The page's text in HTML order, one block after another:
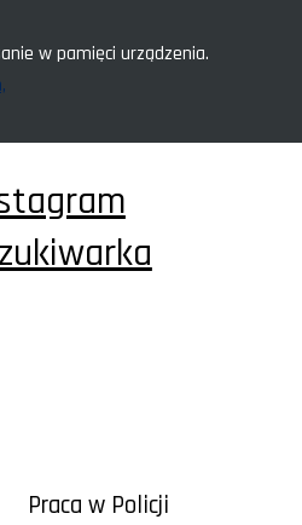
w pamięci urządzenia.
Praca w Policji